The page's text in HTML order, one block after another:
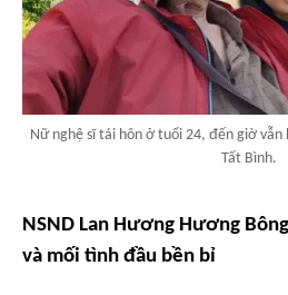
Nữ nghệ sĩ tái hôn ở tuổi 24, đến giờ vẫn
Tất Bình.
NSND Lan Hương Hương
và mối tình đầu bền bỉ